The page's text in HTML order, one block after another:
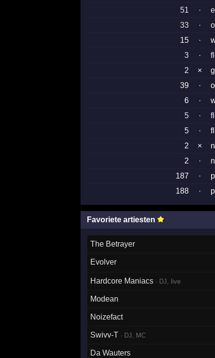
51
·
33
·
15
·
3
·
2
×
39
·
6
·
5
·
5
·
2 ×
2
·
187
·
188
·
Favoriete artiesten
The Betrayer
Evolver
Hardcore Maniacs · DJ, live
Modean
Noizefact
Swivv-T · DJ, MC
Da Wauters